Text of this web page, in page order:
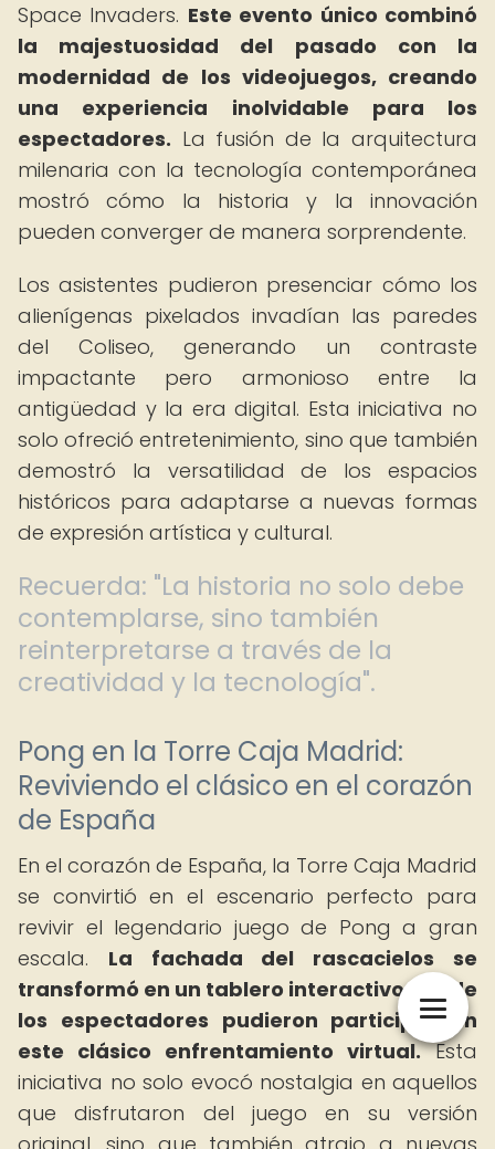
Space Invaders. Este evento único combinó
la majestuosidad del pasado con la
modernidad de los videojuegos, creando
una experiencia inolvidable para los
espectadores. La fusión de la arquitectura
milenaria con la tecnología contemporánea
mostró cómo la historia y la innovación
pueden converger de manera sorprendente.
Los asistentes pudieron presenciar cómo los
alienígenas pixelados invadían las paredes
del Coliseo, generando un contraste
impactante pero armonioso entre la
antigüedad y la era digital. Esta iniciativa no
solo ofreció entretenimiento, sino que también
demostró la versatilidad de los espacios
históricos para adaptarse a nuevas formas
de expresión artística y cultural.
Recuerda: "La historia no solo debe
contemplarse, sino también
reinterpretarse a través de la
creatividad y la tecnología".
Pong en la Torre Caja Madrid:
Reviviendo el clásico en el corazón
de España
En el corazón de España, la Torre Caja Madrid
se convirtió en el escenario perfecto para
revivir el legendario juego de Pong a gran
escala. La fachada del rascacielos se
transformó en un tablero interactivo donde
los espectadores pudieron participar en
este clásico enfrentamiento virtual.Esta
iniciativa no solo evocó nostalgia en aquellos
que disfrutaron del juego en su versión